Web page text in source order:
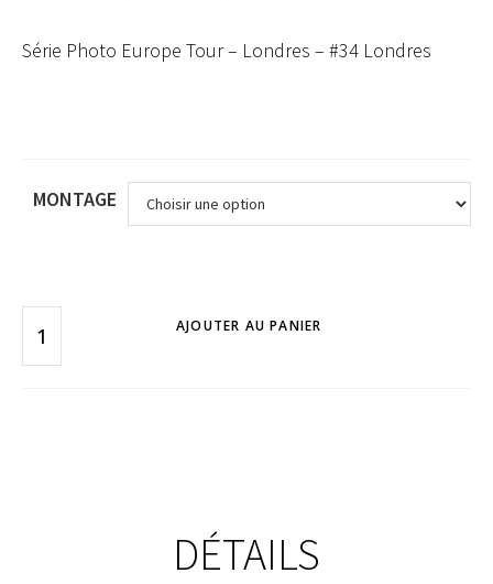
Série Photo Europe Tour – Londres – #34 Londres
MONTAGE
AJOUTER AU PANIER
DÉTAILS